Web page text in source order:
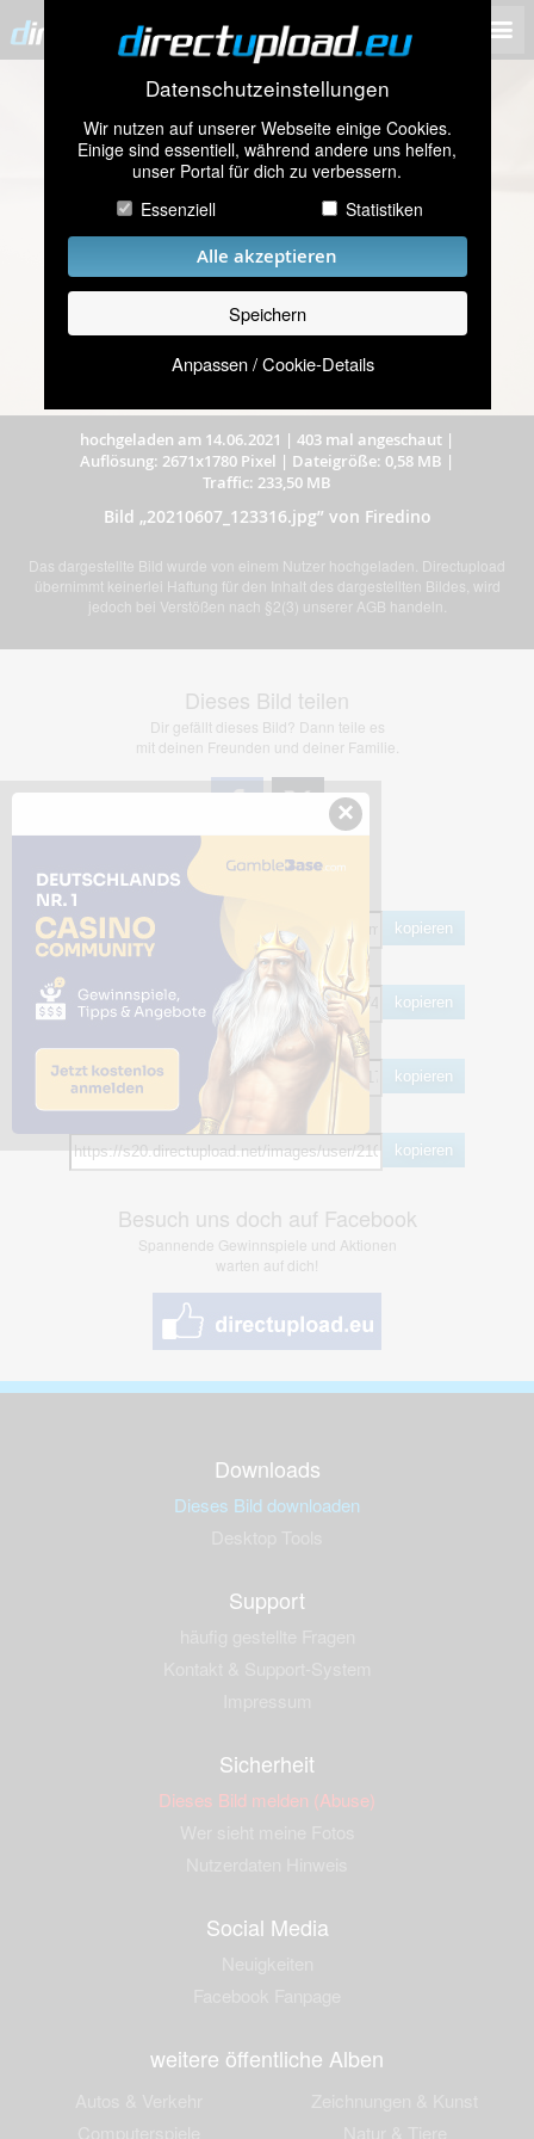
Datenschutzeinstellungen
Wir nutzen auf unserer Webseite einige Cookies.
Einige sind essentiell, während andere uns helfen,
unser Portal für dich zu verbessern.
Essenziell
Statistiken
Alle akzeptieren
Speichern
Anpassen / Cookie-Details
hochgeladen am 14.06.2021 | 403 mal angeschaut |
Auflösung: 2671x1780 Pixel | Dateigröße: 0,58 MB |
Traffic: 233,50 MB
Bild „20210607_123316.jpg” von Firedino
Das dargestellte Bild wurde von einem Nutzer hochgeladen. Directupload
übernimmt keinerlei Haftung für den Inhalt des dargestellten Bildes, wird
jedoch bei Verstößen nach §2(3) unserer AGB handeln.
Dieses Bild teilen
Dir gefällt dieses Bild? Dann teile es
mit deinen Freunden und deiner Familie.
Share Links
kopieren
HTML
kopieren
BB Code
kopieren
kopieren
Besuch uns doch auf Facebook
Spannende Gewinnspiele und Aktionen
warten auf dich!
Downloads
Dieses Bild downloaden
Support
Sicherheit
Dieses Bild melden (Abuse)
Social Media
weitere öffentliche Alben
×